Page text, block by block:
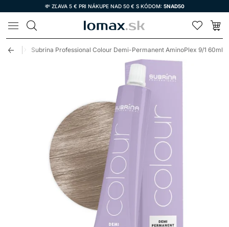
💸 ZĽAVA 5 € PRI NÁKUPE NAD 50 € S KÓDOM: 5NAD50
LOMAX
Subrina Professional Colour Demi-Permanent AminoPlex 9/1 60ml